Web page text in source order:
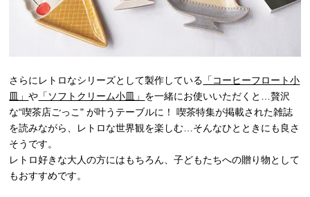
さらにレトロなシリーズとして製作している 「コーヒーフロート小
皿」や 「ソフトクリーム小皿」 を一緒にお使いいただくと…贅沢
な“喫茶店ごっこ" が叶うテーブルに！ 喫茶特集が掲載された雑誌
を読みながら、レトロな世界観を楽しむ…そんなひとときにも良さ
そうです。
レトロ好きな大人の方にはもちろん、子どもたちへの贈り物として
もおすすめです。